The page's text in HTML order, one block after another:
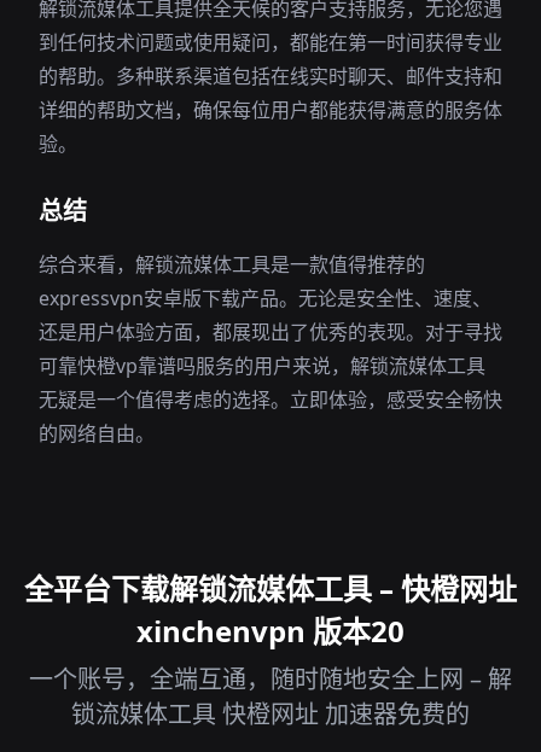
解锁流媒体工具提供全天候的客户支持服务，无论您遇
到任何技术问题或使用疑问，都能在第一时间获得专业
的帮助。多种联系渠道包括在线实时聊天、邮件支持和
详细的帮助文档，确保每位用户都能获得满意的服务体
验。
总结
综合来看，解锁流媒体工具是一款值得推荐的
expressvpn安卓版下载产品。无论是安全性、速度、
还是用户体验方面，都展现出了优秀的表现。对于寻找
可靠快橙vp靠谱吗服务的用户来说，解锁流媒体工具
无疑是一个值得考虑的选择。立即体验，感受安全畅快
的网络自由。
全平台下载解锁流媒体工具 – 快橙网址
xinchenvpn 版本20
一个账号，全端互通，随时随地安全上网 – 解
锁流媒体工具 快橙网址 加速器免费的